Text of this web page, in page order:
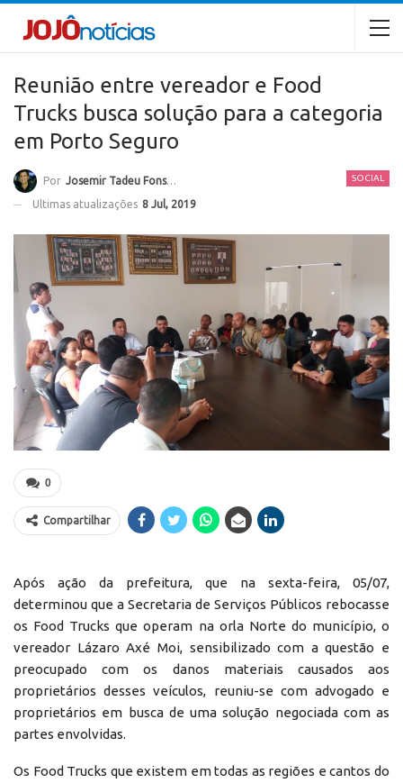
Reunião entre vereador e Food
Trucks busca solução para a categoria
em Porto Seguro
SOCIAL
Por Josemir Tadeu Fonseca
Ultimas atualizações 8 Jul, 2019
0
Compartilhar
Após ação da prefeitura, que na sexta-feira, 05/07,
determinou que a Secretaria de Serviços Públicos rebocasse
os Food Trucks que operam na orla Norte do município, o
vereador Lázaro Axé Moi, sensibilizado com a questão e
preocupado com os danos materiais causados aos
proprietários desses veículos, reuniu-se com advogado e
proprietários em busca de uma solução negociada com as
partes envolvidas.
Os Food Trucks que existem em todas as regiões e cantos do